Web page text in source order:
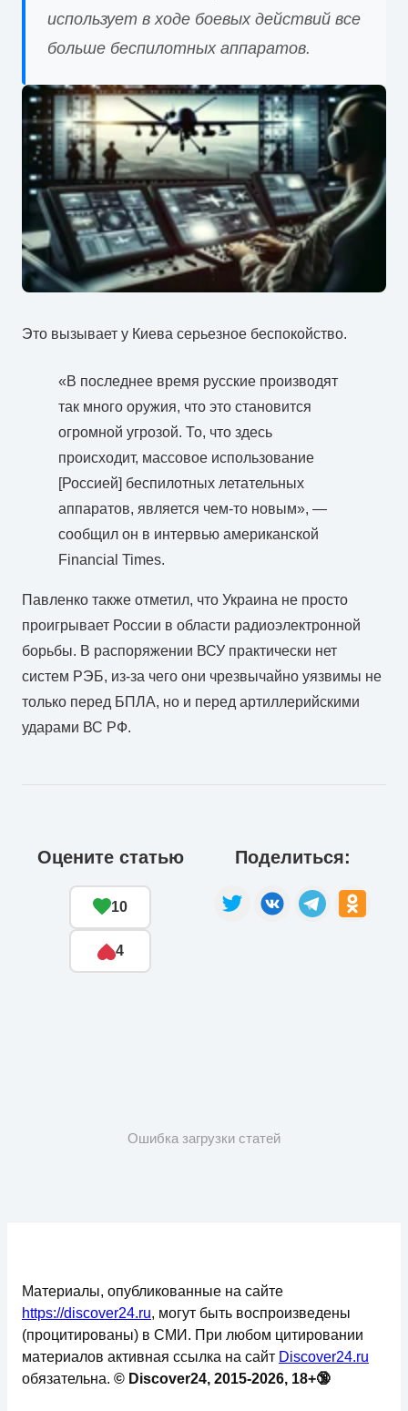
использует в ходе боевых действий все
больше беспилотных аппаратов.
Это вызывает у Киева серьезное беспокойство.
«В последнее время русские производят
так много оружия, что это становится
огромной угрозой. То, что здесь
происходит, массовое использование
[Россией] беспилотных летательных
аппаратов, является чем-то новым», —
сообщил он в интервью американской
Financial Times.
Павленко также отметил, что Украина не просто
проигрывает России в области радиоэлектронной
борьбы. В распоряжении ВСУ практически нет
систем РЭБ, из-за чего они чрезвычайно уязвимы не
только перед БПЛА, но и перед артиллерийскими
ударами ВС РФ.
Оцените статью
10
4
Поделиться:
Ошибка загрузки статей
Материалы, опубликованные на сайте
https://discover24.ru, могут быть воспроизведены
(процитированы) в СМИ. При любом цитировании
материалов активная ссылка на сайт Discover24.ru
обязательна. © Discover24, 2015-2026, 18+🔞